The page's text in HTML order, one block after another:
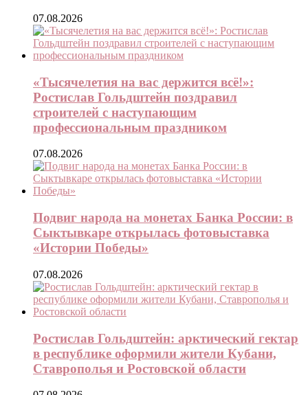
07.08.2026
«Тысячелетия на вас держится всё!»:
Ростислав Гольдштейн поздравил
строителей с наступающим
профессиональным праздником
07.08.2026
Подвиг народа на монетах Банка России: в
Сыктывкаре открылась фотовыставка
«Истории Победы»
07.08.2026
Ростислав Гольдштейн: арктический гектар
в республике оформили жители Кубани,
Ставрополья и Ростовской области